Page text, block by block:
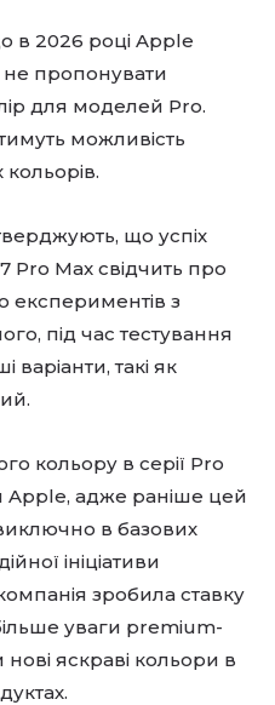
в 2026 році Apple
пропонувати
для моделей Pro.
можливість
що успіх
Pro Max свідчить про
експериментів з
під час тестування
варіанти, такі як
кольору в серії Pro
Apple, адже раніше цей
в базових
ініціативи
зробила ставку
уваги premium-
яскраві кольори в